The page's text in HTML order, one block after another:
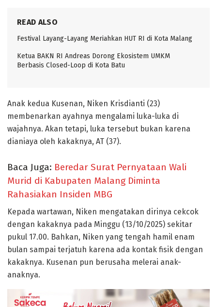
READ ALSO
Festival Layang-Layang Meriahkan HUT RI di Kota Malang
Ketua BAKN RI Andreas Dorong Ekosistem UMKM
Berbasis Closed-Loop di Kota Batu
Anak kedua Kusenan, Niken Krisdianti (23)
membenarkan ayahnya mengalami luka-luka di
wajahnya. Akan tetapi, luka tersebut bukan karena
dianiaya oleh kakaknya, AT (37).
Baca Juga: Beredar Surat Pernyataan Wali
Murid di Kabupaten Malang Diminta
Rahasiakan Insiden MBG
Kepada wartawan, Niken mengatakan dirinya cekcok
dengan kakaknya pada Minggu (13/10/2025) sekitar
pukul 17.00. Bahkan, Niken yang tengah hamil enam
bulan sampai terjatuh karena ada kontak fisik dengan
kakaknya. Kusenan pun berusaha melerai anak-
anaknya.